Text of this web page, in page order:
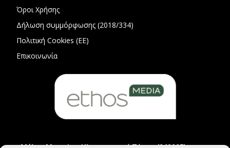
Όροι Χρήσης
Δήλωση συμμόρφωσης (2018/334)
Πολιτική Cookies (ΕΕ)
Επικοινωνία